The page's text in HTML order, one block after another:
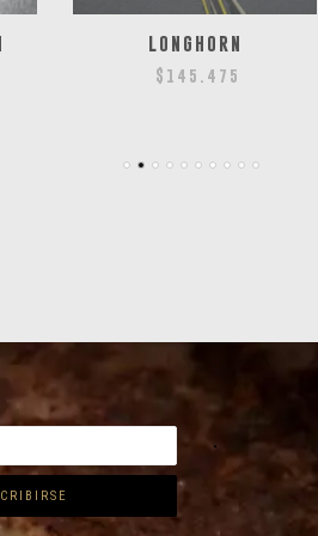
LONGHORN
$ 145.475